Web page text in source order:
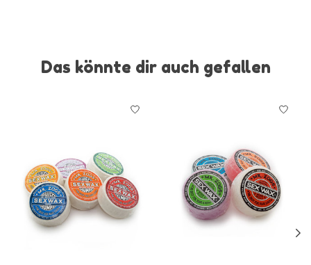
Das könnte dir auch gefallen
Produkt-Karussell-Artikel